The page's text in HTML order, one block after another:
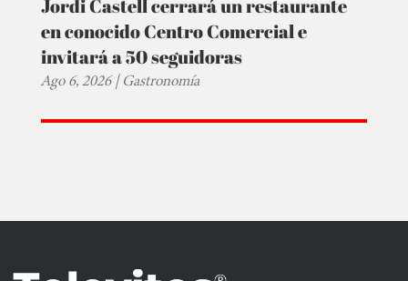
Jordi Castell cerrará un restaurante
en conocido Centro Comercial e
invitará a 50 seguidoras
Ago 6, 2026|Gastronomía